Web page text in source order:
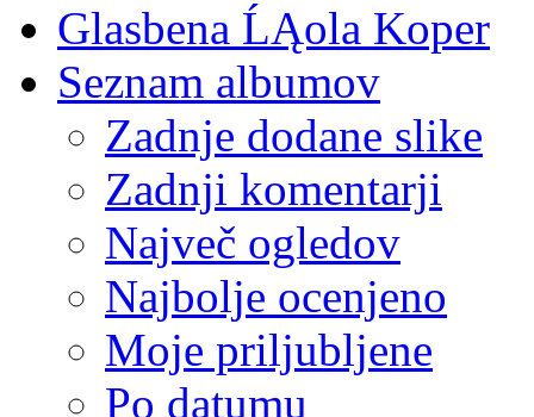
Glasbena ĹĄola Koper
Seznam albumov
Zadnje dodane slike
Zadnji komentarji
Največ ogledov
Najbolje ocenjeno
Moje priljubljene
Po datumu